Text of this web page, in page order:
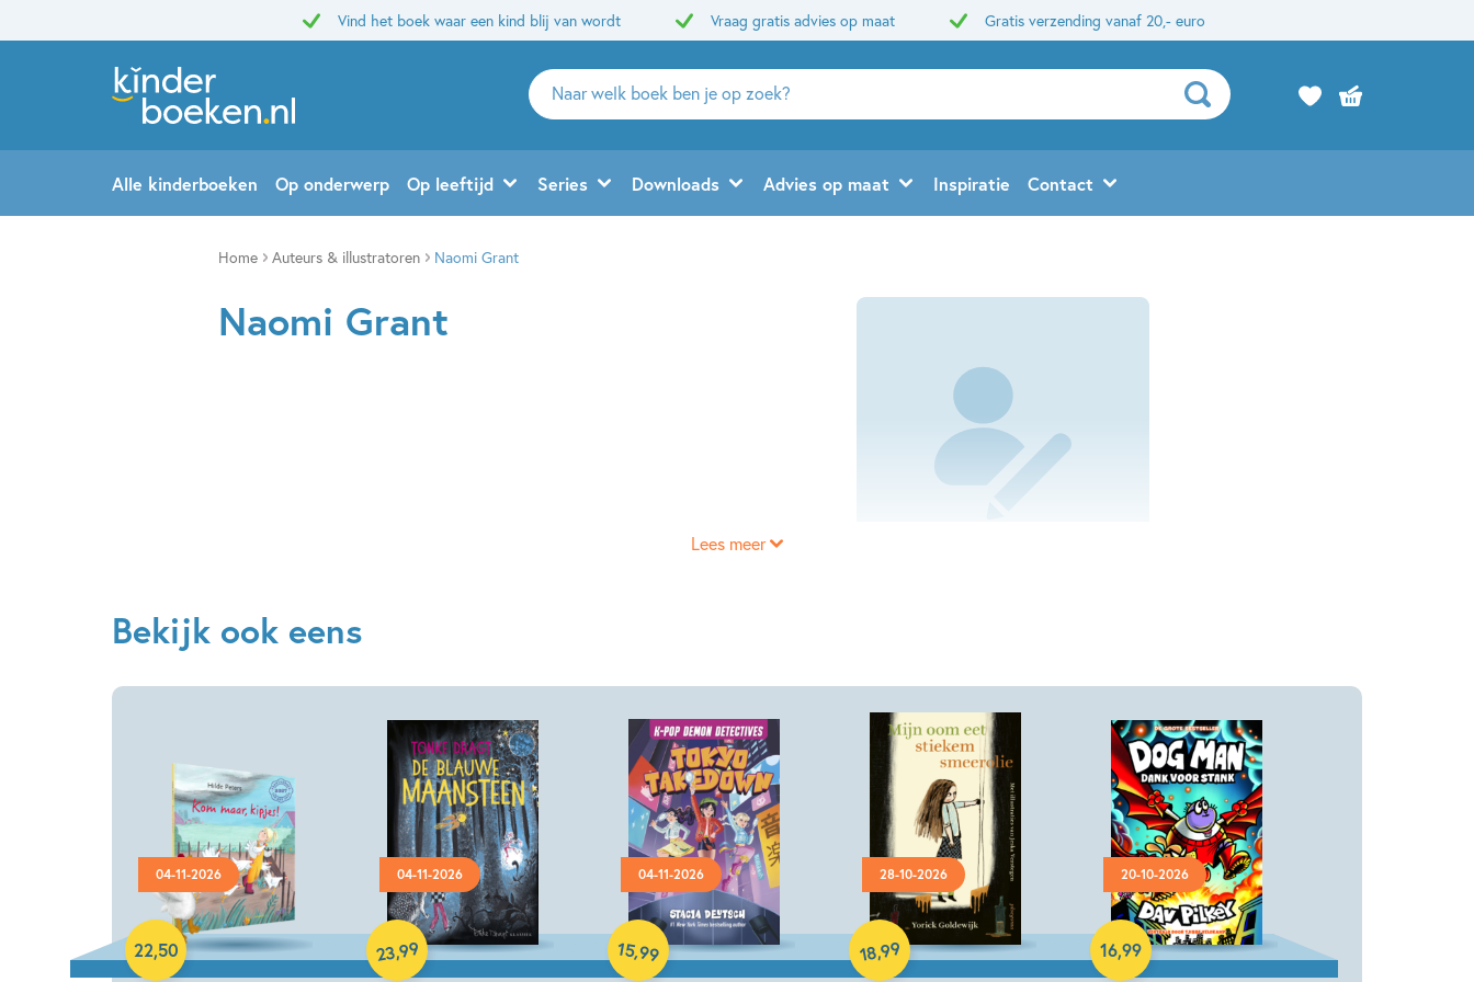
Vind het boek waar een kind blij van wordt Vraag gratis advies op maat Gratis verzending vanaf 20,- euro
Zoeken
naar
en
uitgevers
Alle kinderboeken Op onderwerp Op leeftijd Series Downloads Advies op maat Inspiratie Contact
Home Auteurs & illustratoren Naomi Grant
Naomi Grant
Lees meer
Bekijk ook eens
04-11-2026
22,50
Hardcover
04-11-2026
23,99
Hardcover 04-11-2026
15,99
Hardcover
28-10-2026
18,99
Hardcover 20-10-2026
16,99
Hardcover